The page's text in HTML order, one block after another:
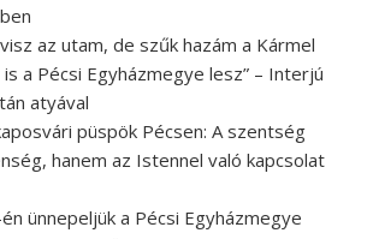
az utam, de szűk hazám a Kármel
a Pécsi Egyházmegye lesz” – Interjú
atyával
püspök Pécsen: A szentség
hanem az Istennel való kapcsolat
ünnepeljük a Pécsi Egyházmegye